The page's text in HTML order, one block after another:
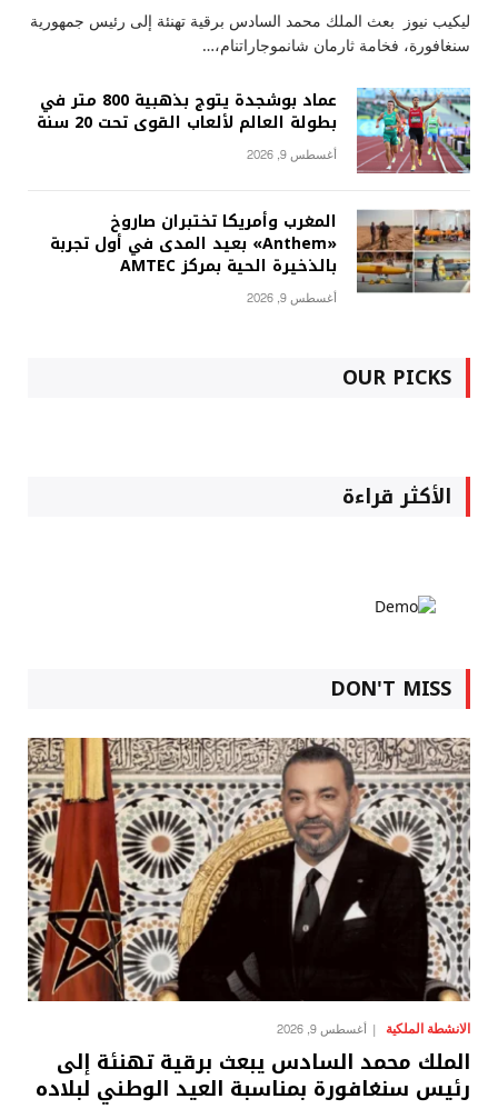
ليكيب نيوز بعث الملك محمد السادس برقية تهنئة إلى رئيس جمهورية
سنغافورة، فخامة ثارمان شانموجاراتنام،…
عماد بوشجدة يتوج بذهبية 800 متر في
بطولة العالم لألعاب القوى تحت 20 سنة
أغسطس 9, 2026
المغرب وأمريكا تختبران صاروخ
«Anthem» بعيد المدى في أول تجربة
بالذخيرة الحية بمركز AMTEC
أغسطس 9, 2026
OUR PICKS
الأكثر قراءة
DON'T MISS
الانشطة الملكية أغسطس 9, 2026
الملك محمد السادس يبعث برقية تهنئة إلى
رئيس سنغافورة بمناسبة العيد الوطني لبلاده